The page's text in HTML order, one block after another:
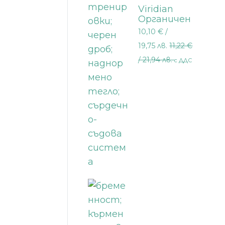
Viridian
Органичен
зелен чай
10,10€ /
19,75 лв.11,22€
/ 21,94 лв.с ДДС